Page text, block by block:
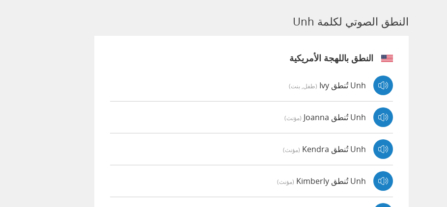
النطق الصوتي لكلمة Unh
النطق باللهجة الأمريكية
Unh تُنطق Ivy (طفل, بنت)
Unh تُنطق Joanna (مؤنث)
Unh تُنطق Kendra (مؤنث)
Unh تُنطق Kimberly (مؤنث)